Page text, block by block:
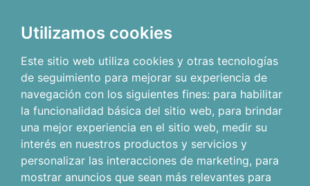
Utilizamos cookies
Este sitio web utiliza cookies y otras tecnologías
de seguimiento para mejorar su experiencia de
navegación con los siguientes fines: para habilitar
la funcionalidad básica del sitio web, para brindar
una mejor experiencia en el sitio web, medir su
interés en nuestros productos y servicios y
personalizar las interacciones de marketing, para
mostrar anuncios que sean más relevantes para